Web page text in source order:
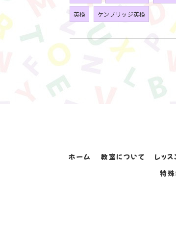
英検 ケンブリッジ英検
ホーム 教室について レッス
特